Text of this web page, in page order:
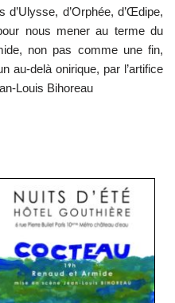
d’Orphée, d’Œdipe,
nous mener au terme du
non pas comme une fin,
au-delà onirique, par l’artifice
Louis Bihoreau